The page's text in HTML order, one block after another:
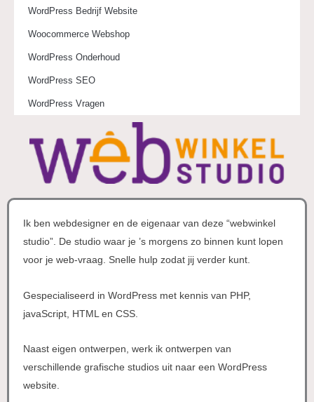
WordPress Bedrijf Website
Woocommerce Webshop
WordPress Onderhoud
WordPress SEO
WordPress Vragen
Ik ben webdesigner en de eigenaar van deze “webwinkel
studio”. De studio waar je ’s morgens zo binnen kunt lopen
voor je web-vraag. Snelle hulp zodat jij verder kunt.
Gespecialiseerd in WordPress met kennis van PHP,
javaScript, HTML en CSS.
Naast eigen ontwerpen, werk ik ontwerpen van
verschillende grafische studios uit naar een WordPress
website.